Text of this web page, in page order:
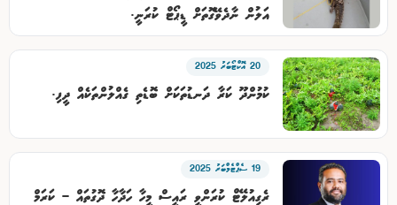
އަލުން ނާދެވޭގޮތަށް ޑީޕޯޓް ކުރަނީ.
20 އޮކްޓޯބަރު 2025
ކުމުންދޫ ކަރާ ދަނޑުތަކަށް ބޮޑެތި ގެއްލުންތަކެއް ދީފި.
19 ސެޕްޓެމްބަރު 2025
ރެގިއުލޭޓް ކުރަންވީ ރައީސް މީހާ ހަދާހާ ދޮގުތައް – ކަރަމް